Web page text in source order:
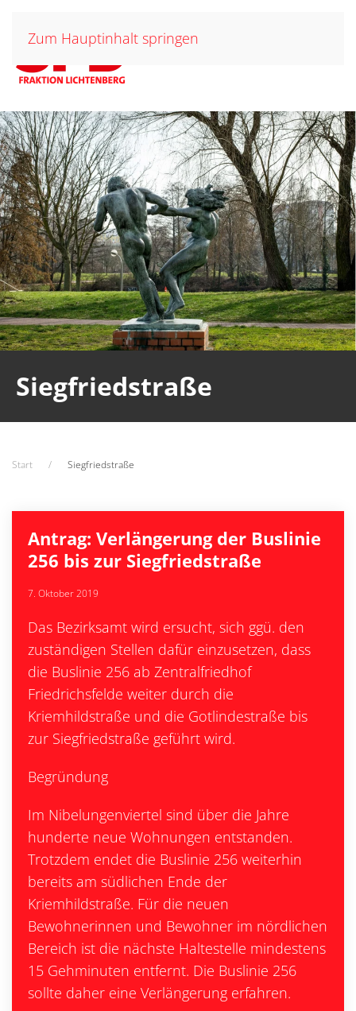
Zum Hauptinhalt springen
Siegfriedstraße
Start Siegfriedstraße
Antrag: Verlängerung der Buslinie
256 bis zur Siegfriedstraße
7. Oktober 2019
Das Bezirksamt wird ersucht, sich ggü. den
zuständigen Stellen dafür einzusetzen, dass
die Buslinie 256 ab Zentralfriedhof
Friedrichsfelde weiter durch die
Kriemhildstraße und die Gotlindestraße bis
zur Siegfriedstraße geführt wird.
Begründung
Im Nibelungenviertel sind über die Jahre
hunderte neue Wohnungen entstanden.
Trotzdem endet die Buslinie 256 weiterhin
bereits am südlichen Ende der
Kriemhildstraße. Für die neuen
Bewohnerinnen und Bewohner im nördlichen
Bereich ist die nächste Haltestelle mindestens
15 Gehminuten entfernt. Die Buslinie 256
sollte daher eine Verlängerung erfahren.